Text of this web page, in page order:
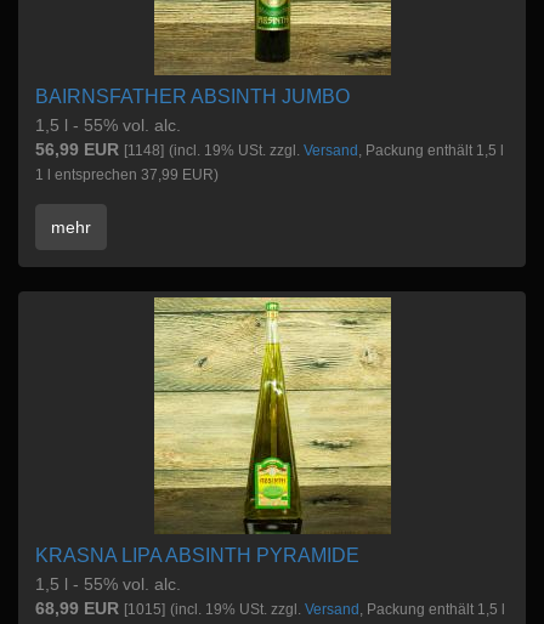
BAIRNSFATHER ABSINTH JUMBO
1,5 l - 55% vol. alc.
56,99 EUR [1148] (incl. 19% USt. zzgl. Versand , Packung enthält 1,5 l
1 l entsprechen 37,99 EUR)
mehr
KRASNA LIPA ABSINTH PYRAMIDE
1,5 l - 55% vol. alc.
68,99 EUR [1015] (incl. 19% USt. zzgl. Versand , Packung enthält 1,5 l